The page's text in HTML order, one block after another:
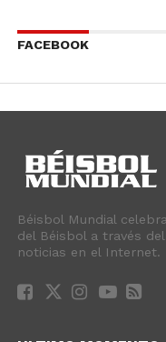
FACEBOOK
Béisbol Mundial
del Béisbol a través
noticias en el Internet.